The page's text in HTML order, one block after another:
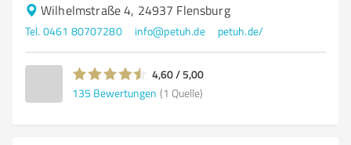
Wilhelmstraße 4, 24937 Flensburg
Tel. 0461 80707280 info@petuh.de petuh.de/
4,60 / 5,00
135 Bewertungen (1 Quelle)